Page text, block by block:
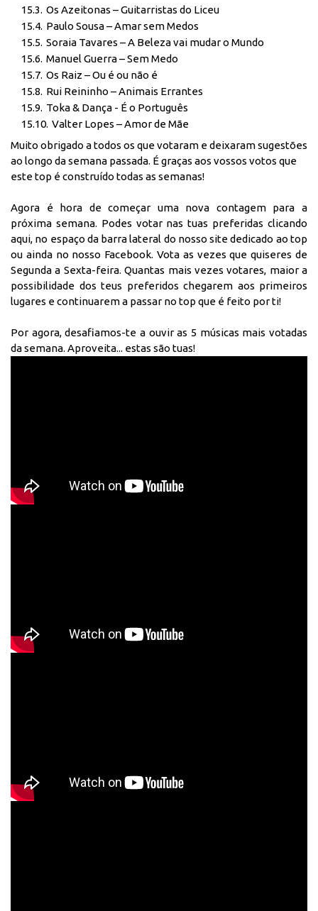
Os Azeitonas – Guitarristas do Liceu
Paulo Sousa – Amar sem Medos
Soraia Tavares – A Beleza vai mudar o Mundo
Manuel Guerra – Sem Medo
Os Raiz – Ou é ou não é
Rui Reininho – Animais Errantes
Toka & Dança - É o Português
Valter Lopes – Amor de Mãe
Muito obrigado a todos os que votaram e deixaram sugestões
ao longo da semana passada. É graças aos vossos votos que
este top é construído todas as semanas!
Agora é hora de começar uma nova contagem para a
próxima semana. Podes votar nas tuas preferidas clicando
aqui, no espaço da barra lateral do nosso site dedicado ao top
ou ainda no nosso Facebook. Vota as vezes que quiseres de
Segunda a Sexta-feira. Quantas mais vezes votares, maior a
possibilidade dos teus preferidos chegarem aos primeiros
lugares e continuarem a passar no top que é feito por ti!
Por agora, desafiamos-te a ouvir as 5 músicas mais votadas
da semana. Aproveita... estas são tuas!